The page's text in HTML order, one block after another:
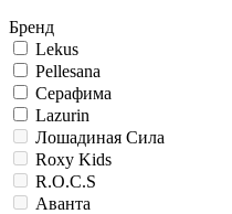
Бренд
Lekus
Pellesana
Серафима
Lazurin
Лошадиная Сила
Roxy Kids
R.O.C.S
Аванта